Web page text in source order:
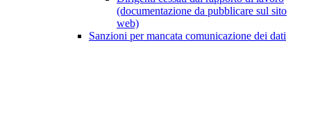
(documentazione da pubblicare sul sito
web)
Sanzioni per mancata comunicazione dei dati